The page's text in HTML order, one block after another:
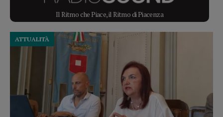
Il Ritmo che Piace, il Ritmo di Piacenza
ATTUALITÀ